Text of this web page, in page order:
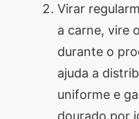
Virar
a carne, vire
durante o
ajuda a
uniforme e
dourado por